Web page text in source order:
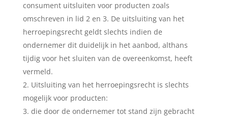
consument uitsluiten voor producten zoals
omschreven in lid 2 en 3. De uitsluiting van het
herroepingsrecht geldt slechts indien de
ondernemer dit duidelijk in het aanbod, althans
tijdig voor het sluiten van de overeenkomst, heeft
vermeld.
Uitsluiting van het herroepingsrecht is slechts
mogelijk voor producten:
die door de ondernemer tot stand zijn gebracht